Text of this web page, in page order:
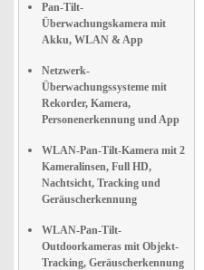
Pan-Tilt-
Überwachungskamera mit
Akku, WLAN & App
Netzwerk-
Überwachungssysteme mit
Rekorder, Kamera,
Personenerkennung und App
WLAN-Pan-Tilt-Kamera mit 2
Kameralinsen, Full HD,
Nachtsicht, Tracking und
Geräuscherkennung
WLAN-Pan-Tilt-
Outdoorkameras mit Objekt-
Tracking, Geräuscherkennung